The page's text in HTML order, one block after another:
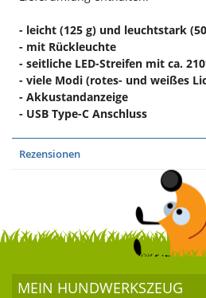
- leicht (125 g) und leuchtstark
- mit Rückleuchte
- seitliche LED-Streifen mit ca.
- viele Modi (rotes- und weißes
- Akkustandanzeige
- USB Type-C Anschluss
Rezensionen
MEIN HUND­WERKSZEUG